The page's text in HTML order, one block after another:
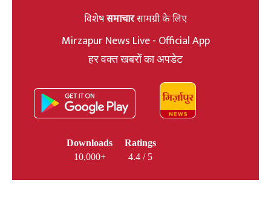
विशेषसमाचारसामग्री के लिए
Mirzapur News Live - Official App
हर वक्त खबरों का अपडेट
Downloads
10,000+
Ratings
4.4 / 5